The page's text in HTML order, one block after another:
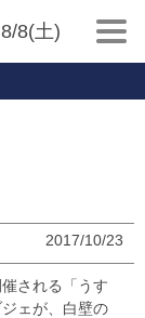
8/8(土)
2017/10/23
される「うす
ェが、白壁の